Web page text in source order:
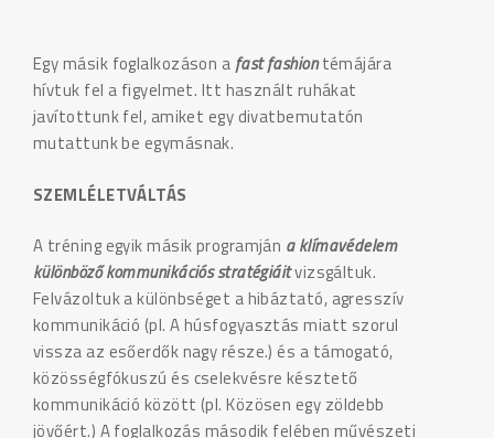
Egy másik foglalkozáson a fast fashiontémájára
hívtuk fel a figyelmet. Itt használt ruhákat
javítottunk fel, amiket egy divatbemutatón
mutattunk be egymásnak.
SZEMLÉLETVÁLTÁS
A tréning egyik másik programján a klímavédelem
különböző kommunikációs stratégiáitvizsgáltuk.
Felvázoltuk a különbséget a hibáztató, agresszív
kommunikáció (pl. A húsfogyasztás miatt szorul
vissza az esőerdők nagy része.) és a támogató,
közösségfókuszú és cselekvésre késztető
kommunikáció között (pl. Közösen egy zöldebb
jövőért.) A foglalkozás második felében művészeti